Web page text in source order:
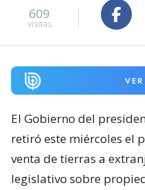
609
visitas
VER
El Gobierno del
retiró este miércoles el
venta de tierras a
legislativo sobre